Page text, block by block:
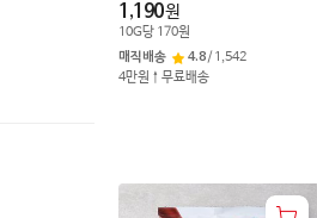
1,190원
10G당 170원
매직배송
4.8/ 1,542
4만원↑무료배송